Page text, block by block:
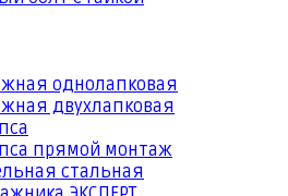
однолапковая
двухлапковая
прямой монтаж
стальная